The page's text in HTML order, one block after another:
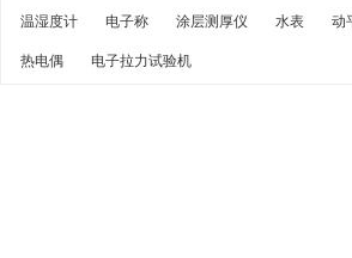
温湿度计
电子称 涂层测厚仪 水表 动
热电偶 电子拉力试验机